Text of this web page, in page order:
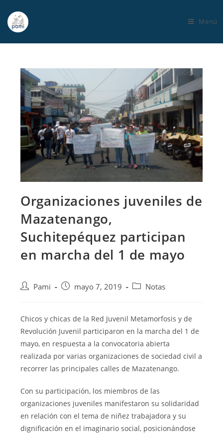
Menú
Organizaciones juveniles de
Mazatenango,
Suchitepéquez participan
en marcha del 1 de mayo
Pami mayo 7, 2019 Notas
Chicos y chicas de la Red Juvenil Metamorfosis y de
Revolución Juvenil participaron en la marcha del 1 de
mayo, en respuesta a la convocatoria abierta
realizada por varias organizaciones de sociedad civil a
recorrer las principales calles de Mazatenango.
Con su participación, los miembros de las
organizaciones juveniles manifestaron su solidaridad
en relación con el tema de niñez trabajadora y su
dignificación en el imaginario social, posicionándose